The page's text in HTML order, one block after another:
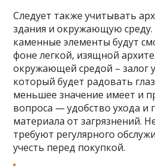
Следует также учитывать
здания и окружающую
каменные элементы будут
фоне легкой, изящной
окружающей средой – залог
который будет радовать
меньшее значение имеет и
вопроса — удобство ухода и
материала от загрязнений.
требуют регулярного
учесть перед покупкой.